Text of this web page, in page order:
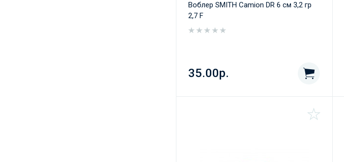
Воблер SMITH Camion DR 6 cм 3,2 гр
2,7 F
35.00р.